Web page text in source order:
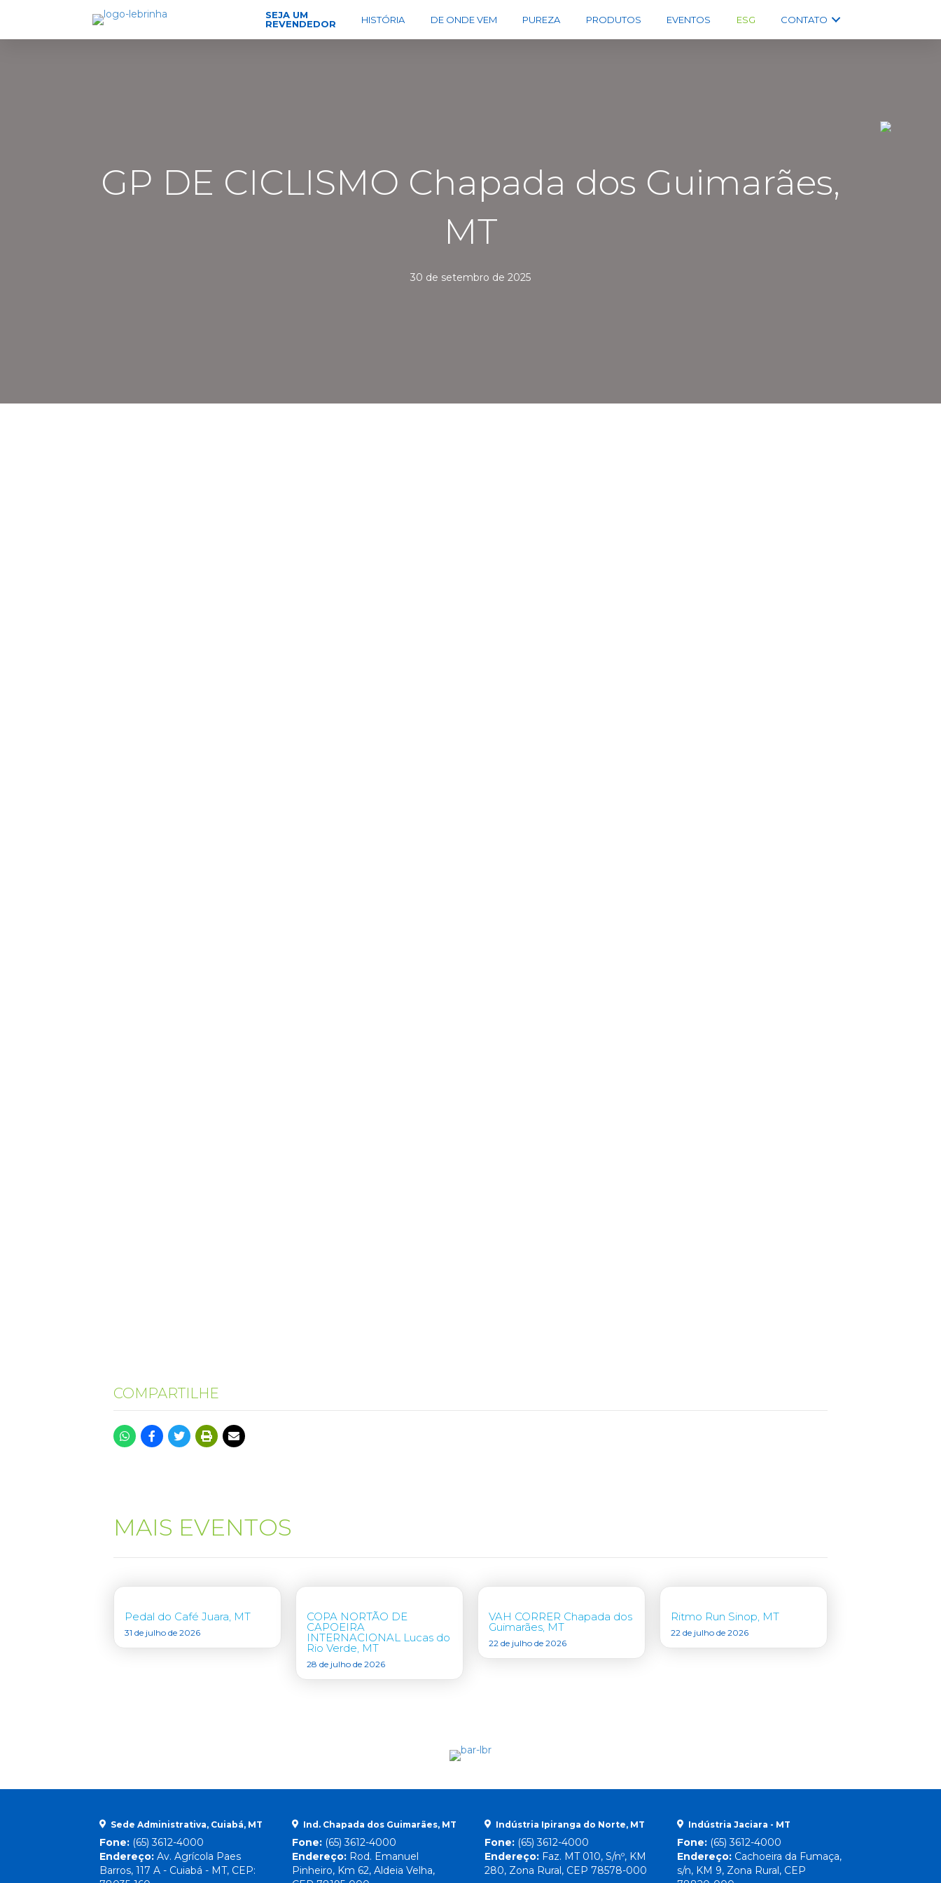
SEJA UM
REVENDEDOR
HISTÓRIA DE ONDE VEM PUREZA PRODUTOS EVENTOS ESG CONTATO
GP DE CICLISMO Chapada dos Guimarães,
MT
30 de setembro de 2025
COMPARTILHE
MAIS EVENTOS
Pedal do Café Juara, MT
31 de julho de 2026
COPA NORTÃO DE
CAPOEIRA
INTERNACIONAL Lucas do
Rio Verde, MT
28 de julho de 2026
VAH CORRER Chapada dos
Guimarães, MT
22 de julho de 2026
Ritmo Run Sinop, MT
22 de julho de 2026
Sede Administrativa, Cuiabá, MT
Fone: (65) 3612-4000
Endereço: Av. Agrícola Paes
Barros, 117 A - Cuiabá - MT, CEP:
Ind. Chapada dos Guimarães, MT
Fone: (65) 3612-4000
Endereço: Rod. Emanuel
Pinheiro, Km 62, Aldeia Velha,
Indústria Ipiranga do Norte, MT
Fone: (65) 3612-4000
Endereço: Faz. MT 010, S/nº, KM
280, Zona Rural, CEP 78578-000
Indústria Jaciara - MT
Fone: (65) 3612-4000
Endereço: Cachoeira da Fumaça,
s/n, KM 9, Zona Rural, CEP